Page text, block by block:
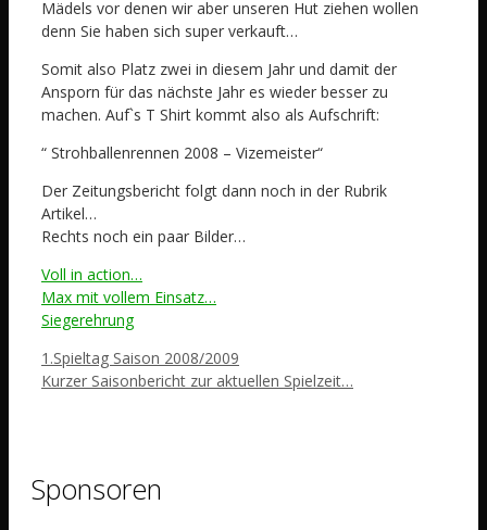
Mädels vor denen wir aber unseren Hut ziehen wollen
denn Sie haben sich super verkauft…
Somit also Platz zwei in diesem Jahr und damit der
Ansporn für das nächste Jahr es wieder besser zu
machen. Auf`s T Shirt kommt also als Aufschrift:
“ Strohballenrennen 2008 – Vizemeister“
Der Zeitungsbericht folgt dann noch in der Rubrik
Artikel…
Rechts noch ein paar Bilder…
Voll in action…
Max mit vollem Einsatz…
Siegerehrung
1.Spieltag Saison 2008/2009
Kurzer Saisonbericht zur aktuellen Spielzeit…
Sponsoren